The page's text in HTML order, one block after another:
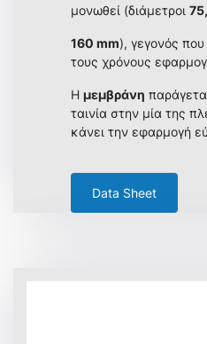
μονωθεί (διάμετροι
160 mm), γεγονός
τους χρόνους
Η μεμβράνη
ταινία στην μία της
κάνει την εφαρμογή
Data Sheet